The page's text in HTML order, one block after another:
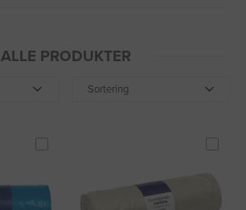
ALLE PRODUKTER
Sortering